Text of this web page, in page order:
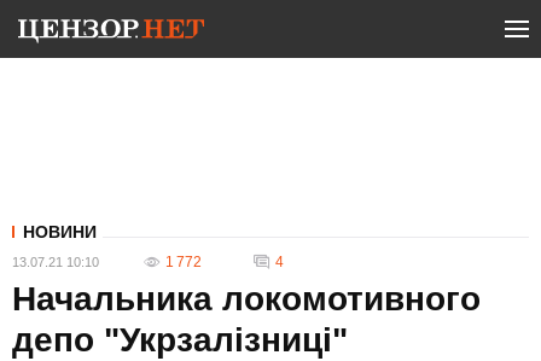
НОВИНИ
13.07.21 10:10 1 772 4
Начальника локомотивного
депо "Укрзалізниці"